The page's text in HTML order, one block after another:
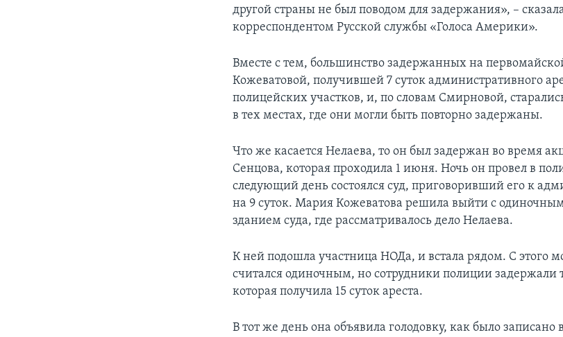
другой страны не был поводом для задержания», –
корреспондентом Русской службы «Голоса Америки».
Вместе с тем, большинство задержанных на
Кожеватовой, получившей 7 суток административного
полицейских участков, и, по словам Смирновой,
в тех местах, где они могли быть повторно задержаны.
Что же касается Нелаева, то он был задержан во время
Сенцова, которая проходила 1 июня. Ночь он провел в
следующий день состоялся суд, приговоривший его к
на 9 суток. Мария Кожеватова решила выйти с
зданием суда, где рассматривалось дело Нелаева.
К ней подошла участница НОДа, и встала рядом. С этого
считался одиночным, но сотрудники полиции задержали
которая получила 15 суток ареста.
В тот же день она объявила голодовку, как было записано